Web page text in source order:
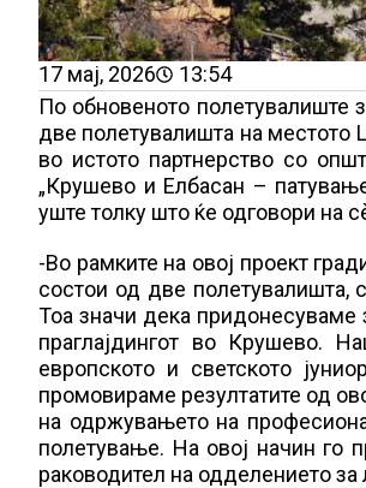
17 мај, 2026
13:54
По обновеното полетувалиште
две полетувалишта на местото
во истото партнерство со
„Крушево и Елбасан –
уште толку што ќе одговори на
-Во рамките на овој проект
состои од две полетувалишта,
Тоа значи дека придонесуваме
праглајдингот во Крушево.
европското и светското
промовираме резултатите од
на одржувањето на
полетување. На овој начин го
раководител на одделението